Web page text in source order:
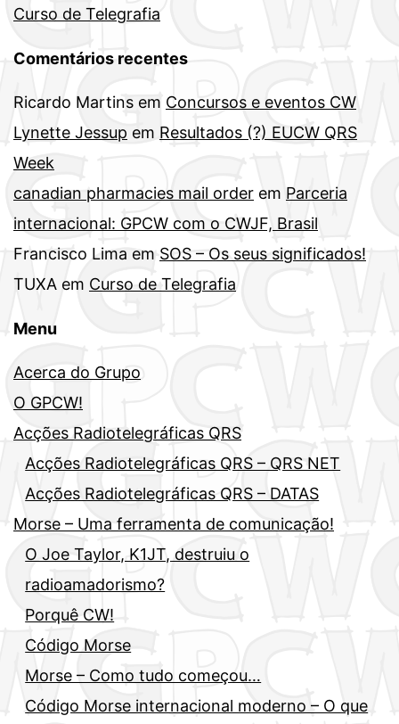
Curso de Telegrafia
Comentários recentes
Ricardo Martins em Concursos e eventos CW
Lynette Jessup em Resultados (?) EUCW QRS
Week
canadian pharmacies mail order em Parceria
internacional: GPCW com o CWJF, Brasil
Francisco Lima em SOS – Os seus significados!
TUXA em Curso de Telegrafia
Menu
Acerca do Grupo
O GPCW!
Acções Radiotelegráficas QRS
Acções Radiotelegráficas QRS – QRS NET
Acções Radiotelegráficas QRS – DATAS
Morse – Uma ferramenta de comunicação!
O Joe Taylor, K1JT, destruiu o
radioamadorismo?
Porquê CW!
Código Morse
Morse – Como tudo começou…
Código Morse internacional moderno – O que